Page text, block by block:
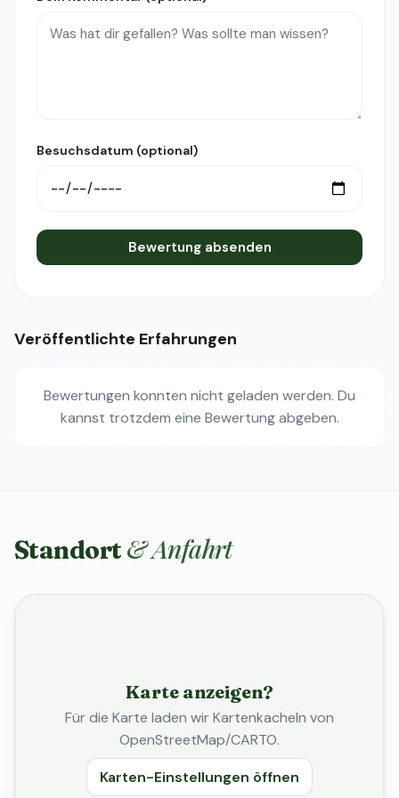
Besuchsdatum (optional)
Bewertung absenden
Veröffentlichte Erfahrungen
Bewertungen konnten nicht geladen werden. Du
kannst trotzdem eine Bewertung abgeben.
Standort & Anfahrt
Karte anzeigen?
Für die Karte laden wir Kartenkacheln von
OpenStreetMap/CARTO.
Karten-Einstellungen öffnen